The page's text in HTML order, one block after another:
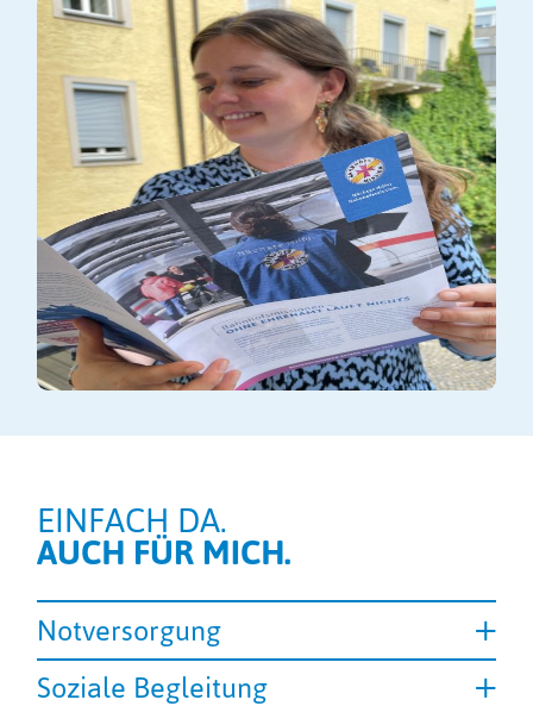
EINFACH DA.
AUCH FÜR MICH.
Notversorgung
Soziale Begleitung